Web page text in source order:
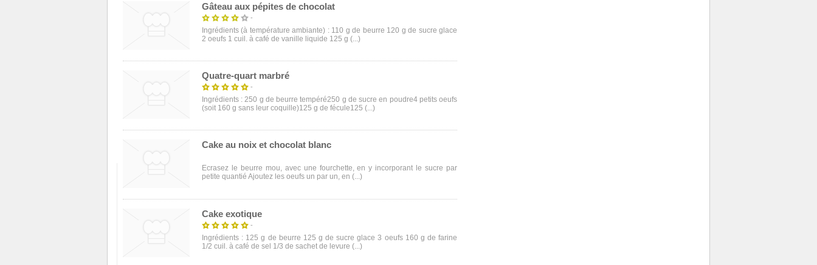
Gâteau aux pépites de chocolat
-
Ingrédients (à température ambiante) : 110 g de beurre 120 g de sucre glace
2 oeufs 1 cuil. à café de vanille liquide 125 g (...)
Quatre-quart marbré
-
Ingrédients : 250 g de beurre tempéré250 g de sucre en poudre4 petits oeufs
(soit 160 g sans leur coquille)125 g de fécule125 (...)
Cake au noix et chocolat blanc
Ecrasez le beurre mou, avec une fourchette, en y incorporant le sucre par
petite quantié Ajoutez les oeufs un par un, en (...)
Cake exotique
-
Ingrédients : 125 g de beurre 125 g de sucre glace 3 oeufs 160 g de farine
1/2 cuil. à café de sel 1/3 de sachet de levure (...)